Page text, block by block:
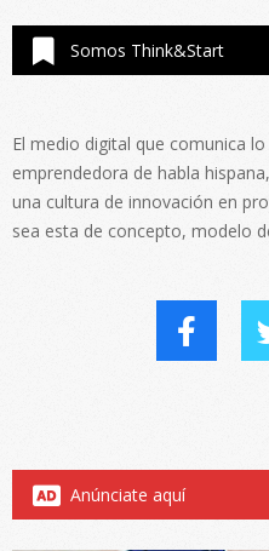
Somos Think&Start
El medio digital que comunica
emprendedora de habla
una cultura de innovación en
sea esta de concepto, modelo
Anúnciate aquí